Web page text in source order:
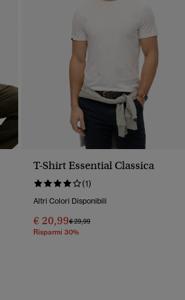
T-Shirt Essential Classica
(1)
Altri Colori Disponibili
€ 20,99Prezzo Ridotto Da
€ 29,99A
Risparmi 30%